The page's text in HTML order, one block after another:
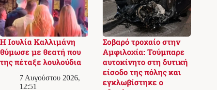
Η Ιουλία Καλλιμάνη
θύμωσε με θεατή που
της πέταξε λουλούδια
7 Αυγούστου 2026,
12:51
Σοβαρό τροχαίο στην
Αμφιλοχία: Τούμπαρε
αυτοκίνητο στη δυτική
είσοδο της πόλης και
εγκλωβίστηκε ο